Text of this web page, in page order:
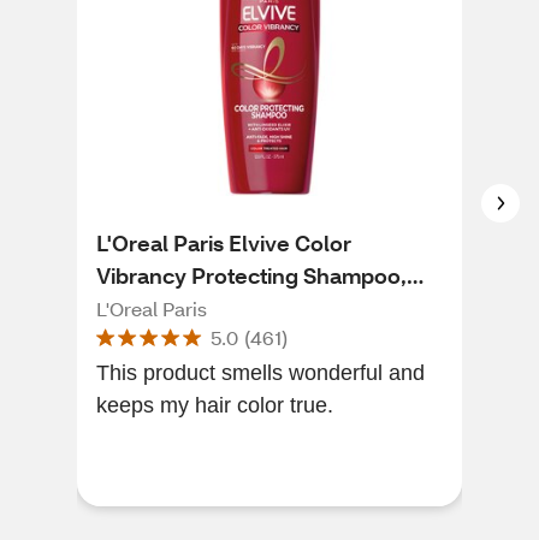
L'Oreal Paris Elvive Color
Vibrancy Protecting Shampoo,
12.6 OZ
L'Oreal Paris
5.0 (461)
This product smells wonderful and
keeps my hair color true.